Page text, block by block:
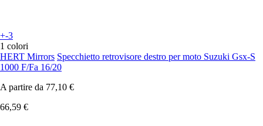
+-3
1 colori
HERT Mirrors Specchietto retrovisore destro per moto Suzuki Gsx-S
1000 F/Fa 16/20
A partire da 77,10 €
66,59 €